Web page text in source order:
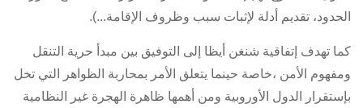
الحدود، تقديم أدلة لإثبات سبب وظروف الإقامة...).
كما تهدف إتفاقية شنغن أيظا إلى التوفيق بين مبدأ حرية التنقل
ومفهوم الأمن ،خاصة حينما يتعلق الأمر بمحاربة الظواهر التي تخل
بإستقرار الدول الأوروبية ومن أهمها ظاهرة الهجرة غير النظامية